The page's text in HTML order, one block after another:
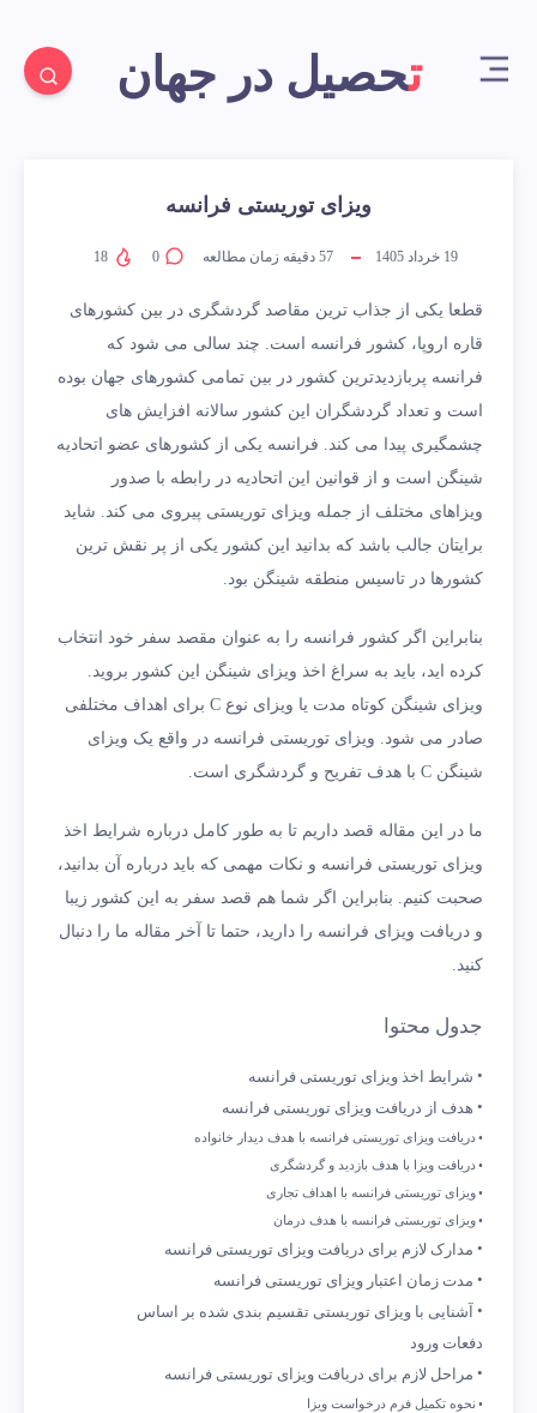
تحصیل در جهان
ویزای توریستی فرانسه
19 خرداد 1405 57 دقیقه زمان مطالعه 0
قطعا یکی از جذاب ترین مقاصد گردشگری در بین کشورهای
قاره اروپا، کشور فرانسه است. چند سالی می شود که
فرانسه پربازدیدترین کشور در بین تمامی کشورهای جهان بوده
است و تعداد گردشگران این کشور سالانه افزایش های
چشمگیری پیدا می کند. فرانسه یکی از کشورهای عضو اتحادیه
شینگن است و از قوانین این اتحادیه در رابطه با صدور
ویزاهای مختلف از جمله ویزای توریستی پیروی می کند. شاید
برایتان جالب باشد که بدانید این کشور یکی از پر نقش ترین
کشورها در تاسیس منطقه شینگن بود.
بنابراین اگر کشور فرانسه را به عنوان مقصد سفر خود انتخاب
کرده اید، باید به سراغ اخذ ویزای شینگن این کشور بروید.
ویزای شینگن کوتاه مدت یا ویزای نوع C برای اهداف مختلفی
صادر می شود. ویزای توریستی فرانسه در واقع یک ویزای
شینگن C با هدف تفریح و گردشگری است.
ما در این مقاله قصد داریم تا به طور کامل درباره شرایط اخذ
ویزای توریستی فرانسه و نکات مهمی که باید درباره آن بدانید،
صحبت کنیم. بنابراین اگر شما هم قصد سفر به این کشور زیبا
و دریافت ویزای فرانسه را دارید، حتما تا آخر مقاله ما را دنبال
کنید.
جدول محتوا
شرایط اخذ ویزای توریستی فرانسه
هدف از دریافت ویزای توریستی فرانسه
دریافت ویزای توریستی فرانسه با هدف دیدار خانواده
دریافت ویزا با هدف بازدید و گردشگری
ویزای توریستی فرانسه با اهداف تجاری
ویزای توریستی فرانسه با هدف درمان
مدارک لازم برای دریافت ویزای توریستی فرانسه
مدت زمان اعتبار ویزای توریستی فرانسه
آشنایی با ویزای توریستی تقسیم بندی شده بر اساس
دفعات ورود
مراحل لازم برای دریافت ویزای توریستی فرانسه
نحوه تکمیل فرم درخواست ویزا